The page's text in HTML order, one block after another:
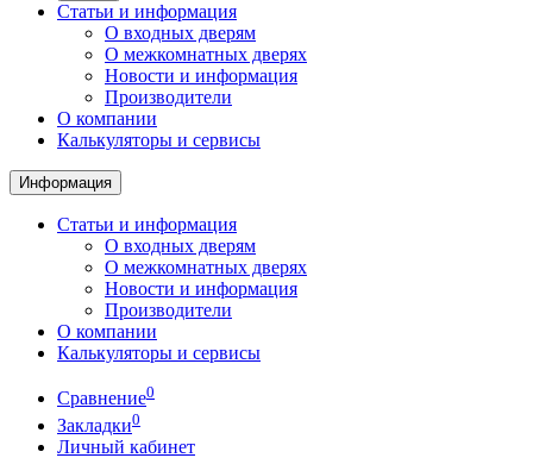
Статьи и информация
О входных дверям
О межкомнатных дверях
Новости и информация
Производители
О компании
Калькуляторы и сервисы
Информация
Статьи и информация
О входных дверям
О межкомнатных дверях
Новости и информация
Производители
О компании
Калькуляторы и сервисы
Сравнение0
Закладки0
Личный кабинет